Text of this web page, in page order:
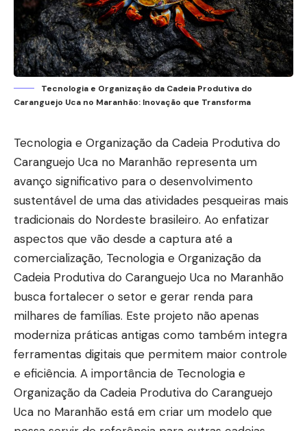
Tecnologia e Organização da Cadeia Produtiva do
Caranguejo Uca no Maranhão: Inovação que Transforma
Tecnologia e Organização da Cadeia Produtiva do
Caranguejo Uca no Maranhão representa um
avanço significativo para o desenvolvimento
sustentável de uma das atividades pesqueiras mais
tradicionais do Nordeste brasileiro. Ao enfatizar
aspectos que vão desde a captura até a
comercialização, Tecnologia e Organização da
Cadeia Produtiva do Caranguejo Uca no Maranhão
busca fortalecer o setor e gerar renda para
milhares de famílias. Este projeto não apenas
moderniza práticas antigas como também integra
ferramentas digitais que permitem maior controle
e eficiência. A importância de Tecnologia e
Organização da Cadeia Produtiva do Caranguejo
Uca no Maranhão está em criar um modelo que